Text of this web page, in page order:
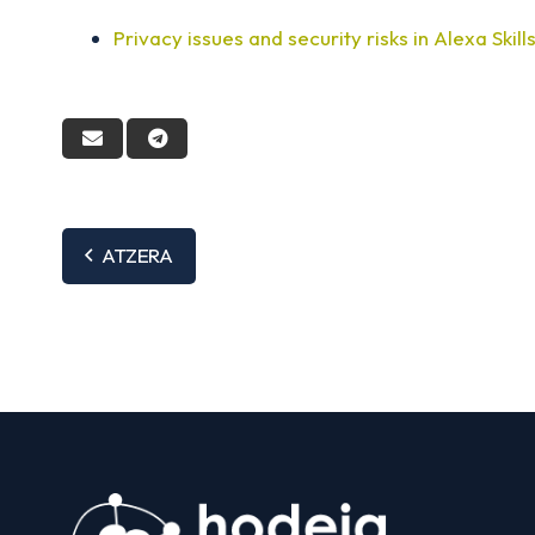
Privacy issues and security risks in Alexa
ATZERA